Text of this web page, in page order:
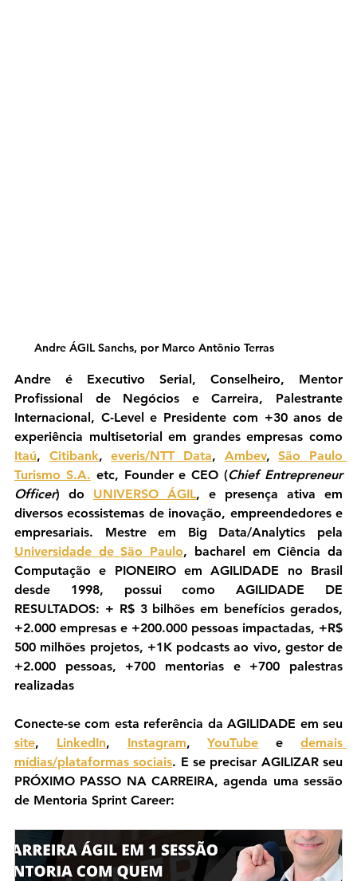
Andre ÁGIL Sanchs, por Marco Antônio Terras
Andre é Executivo Serial, Conselheiro, Mentor
Profissional de Negócios e Carreira, Palestrante
Internacional, C-Level e Presidente com +30 anos de
Itaú, Citibank, everis/NTT Data, Ambev, São Paulo
Turismo S.A. etc, Founder e CEO (Chief Entrepreneur
Officer) do UNIVERSO ÁGIL, e presença ativa em
diversos ecossistemas de inovação, empreendedores e
Universidade de São Paulo, bacharel em Ciência da
Computação e PIONEIRO em AGILIDADE no Brasil
desde 1998, possui como AGILIDADE DE
RESULTADOS: + R$ 3 bilhões em benefícios gerados,
+2.000 empresas e +200.000 pessoas impactadas, +R$
500 milhões projetos, +1K podcasts ao vivo, gestor de
+2.000 pessoas, +700 mentorias e +700 palestras
realizadas
site, LinkedIn, Instagram, YouTube e demais
mídias/plataformas sociais. E se precisar AGILIZAR seu
PRÓXIMO PASSO NA CARREIRA, agenda uma sessão
de Mentoria Sprint Career: